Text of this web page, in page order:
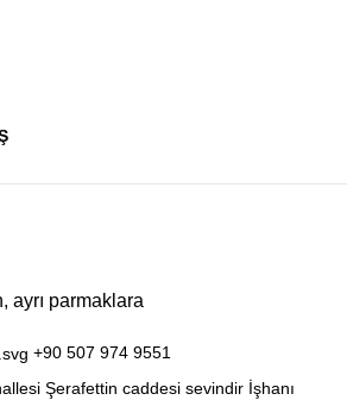
ayrı parmaklara
+90 507 974 9551
Şerafettin caddesi sevindir İşhanı